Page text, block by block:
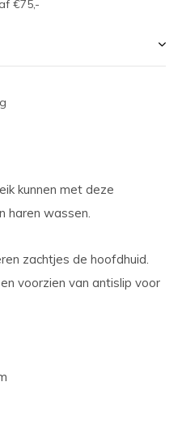
€75,-
kunnen met deze
haren wassen.
zachtjes de hoofdhuid.
voorzien van antislip voor